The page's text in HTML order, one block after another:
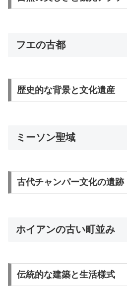
フエの古都
歴史的な背景と文化遺産
ミーソン聖域
古代チャンパー文化の遺跡
ホイアンの古い町並み
伝統的な建築と生活様式